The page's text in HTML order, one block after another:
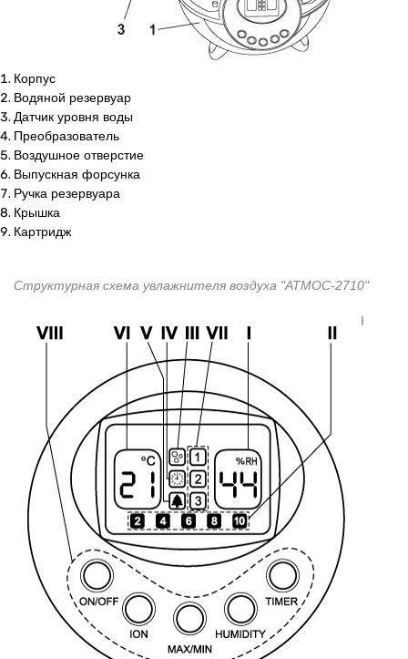
Корпус
Водяной резервуар
Датчик уровня воды
Преобразователь
Воздушное отверстие
Выпускная форсунка
Ручка резервуара
Крышка
Картридж
Структурная схема увлажнителя воздуха "АТМОС-2710"
I